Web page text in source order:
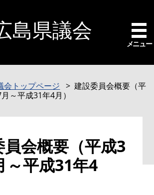
島県議会
メニュー
会トップページ
建設委員会概要（平
～平成31年4月）
員会概要（平成3
～平成31年4